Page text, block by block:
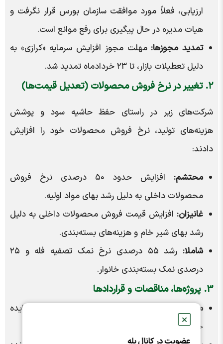
✕
عضویت در کانال بله
ارزیابی، فعلاً مورد موافقت سازمان بورس قرار نگرفت و
هیات مدیره در حال پیگیری برای رفع موانع است.
تمدید مجوزها: مهلت مجوز افزایش سرمایه «کرازی» به
دلیل تعطیلات بازار، تا ۲۳ خردادماه تمدید شد.
۲. تغییر در نرخ فروش محصولات (تعدیل قیمت‌ها)
شرکت‌های زیر در راستای حفظ حاشیه سود و پوشش
هزینه‌های تولید، نرخ فروش محصولات خود را افزایش
دادند:
محتشم:
افزایش حدود ۵۰ درصدی نرخ فروش
محصولات داخلی به دلیل رشد بهای مواد اولیه.
غانیزان: افزایش قیمت فروش محصولات داخلی به دلیل
رشد بهای شیر خام و هزینه‌های بسته‌بندی.
شاملا:
رشد ۵۵ درصدی نرخ نمک تصفیه فله و ۲۵
درصدی نمک بسته‌بندی خانوار.
۳. پروژه‌ها، مناقصات و قراردادها
موفقیت «اروند» در مزایده:
پتروشیمی اروند برنده مزایده
خرید سهام شرکت پترو پرک پویا شد.